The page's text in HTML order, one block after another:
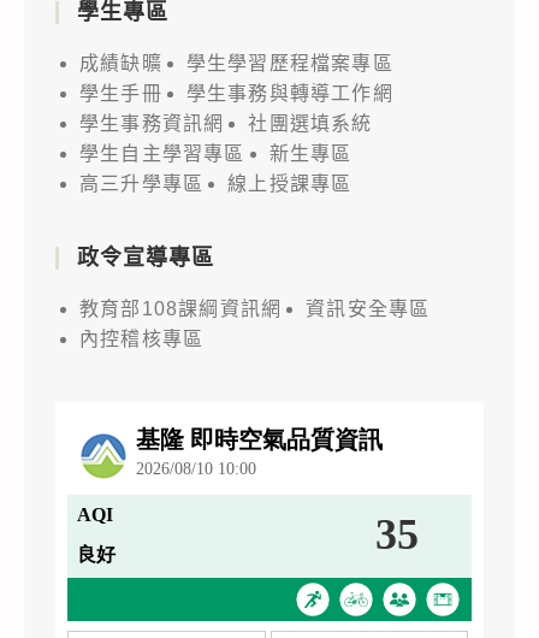
學生專區
成績缺曠
學生學習歷程檔案專區
學生手冊
學生事務與轉導工作網
學生事務資訊網
社團選填系統
學生自主學習專區
新生專區
高三升學專區
線上授課專區
政令宣導專區
教育部108課綱資訊網
資訊安全專區
內控稽核專區